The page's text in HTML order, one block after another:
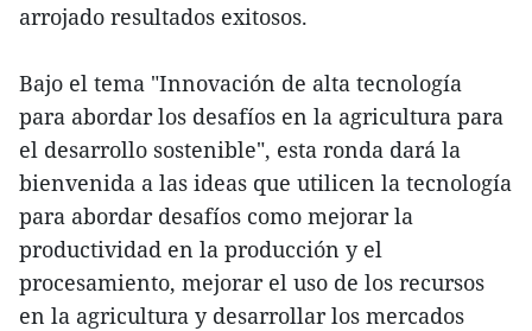
arrojado resultados exitosos.
Bajo el tema "Innovación de alta tecnología
para abordar los desafíos en la agricultura para
el desarrollo sostenible", esta ronda dará la
bienvenida a las ideas que utilicen la tecnología
para abordar desafíos como mejorar la
productividad en la producción y el
procesamiento, mejorar el uso de los recursos
en la agricultura y desarrollar los mercados